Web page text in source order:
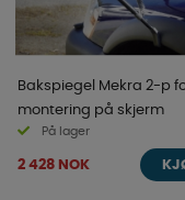
Bakspiegel Mekra 2-p
montering på skjerm
På lager
2 428 NOK